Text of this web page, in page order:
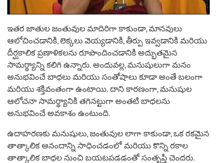
ఇతర జాతుల జంతువుల మాదిరిగా కాకుండా, మానవులు
ఆలోచించడానికి, లెక్కలు వెయ్యడానికి, తీర్పు ఇవ్వడానికి మరియు
దీర్ఘకాలిక ప్రణాళికలను రూపొందించడానికి అద్భుతమైన
సామర్థ్యాన్ని కలిగి ఉన్నారు. అందువల్ల, మనుషులుగా మనం
అనుభవించే బాధలు మరియు సంతోషాలు కూడా అంతే బలంగా
మరియు శక్తివంతంగా ఉంటాయి. దాని కారణంగా, మనుషుల
ఆలోచనా సామర్థ్యానికి తగినట్టుగా అంతటి బాధలను
అనుభవించే అవకాశం ఉంటుంది.
ఉదాహరణకు మనుషులు, జంతువుల లాగా కాకుండా, ఒక రకమైన
తాత్కాలిక ఆనందాన్ని సాధించడంలో మరియు కొన్ని రకాల
తాత్కాలిక బాధల నుంచి బయటపడడంతో సంతృప్తి చెందరు.